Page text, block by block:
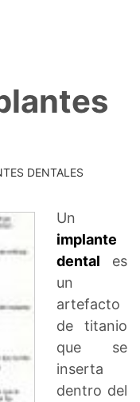
DENTALES
Un
implante
dental es
un
artefacto
de titanio
que se
inserta
dentro del